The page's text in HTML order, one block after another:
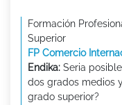
Formación
Superior
FP Comercio
Endika: Seria
dos grados medios
grado superior?